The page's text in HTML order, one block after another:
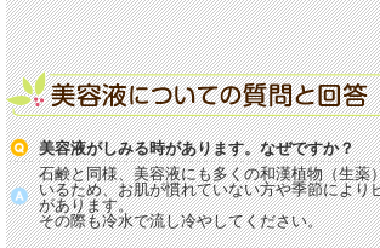
美容液がしみる時があります。なぜですか？
石鹸と同様、美容液にも多くの和漢植物（生薬
いるため、お肌が慣れていない方や季節により
があります。
その際も冷水で流し冷やしてください。